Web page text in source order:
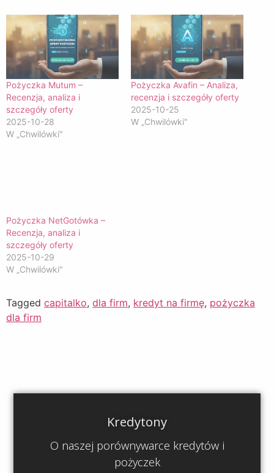
Pożyczka Mutum –
Recenzja, analiza i
szczegóły oferty
2025-10-28
W „Chwilówki"
Pożyczka Avafin – Analiza,
recenzja i szczegóły oferty
2025-10-25
W „Chwilówki"
Pożyczka NetGotówka –
Recenzja, analiza i
szczegóły oferty
2025-10-29
W „Chwilówki"
Tagged capitalko, dla firm, kredyt na firmę, pożyczka
dla firm
Kredytony
O naszej porównywarce kredytów i
pożyczek